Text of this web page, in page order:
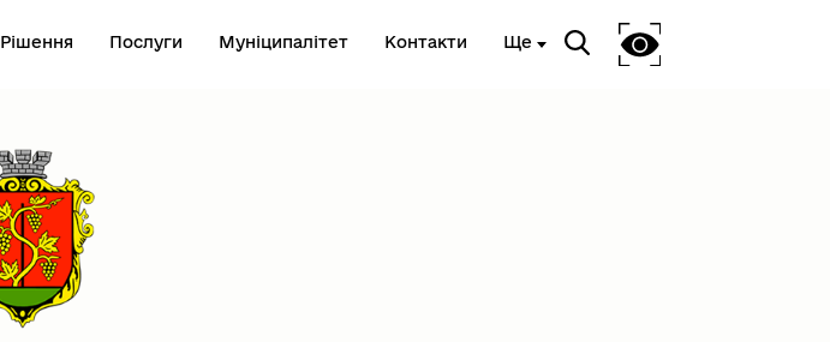
Рішення Послуги Муніципалітет Контакти Ще
Герої не вмирають